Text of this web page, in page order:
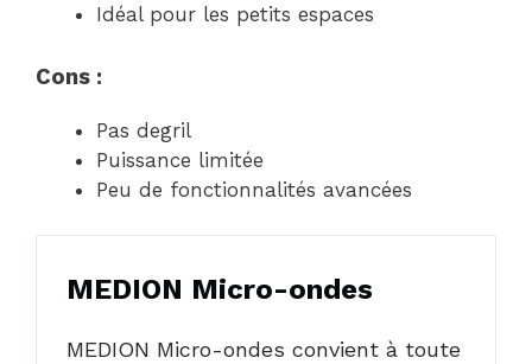
Idéal pour les petits espaces
Cons :
Pas degril
Puissance limitée
Peu de fonctionnalités avancées
MEDION Micro-ondes
MEDION Micro-ondes convient à toute